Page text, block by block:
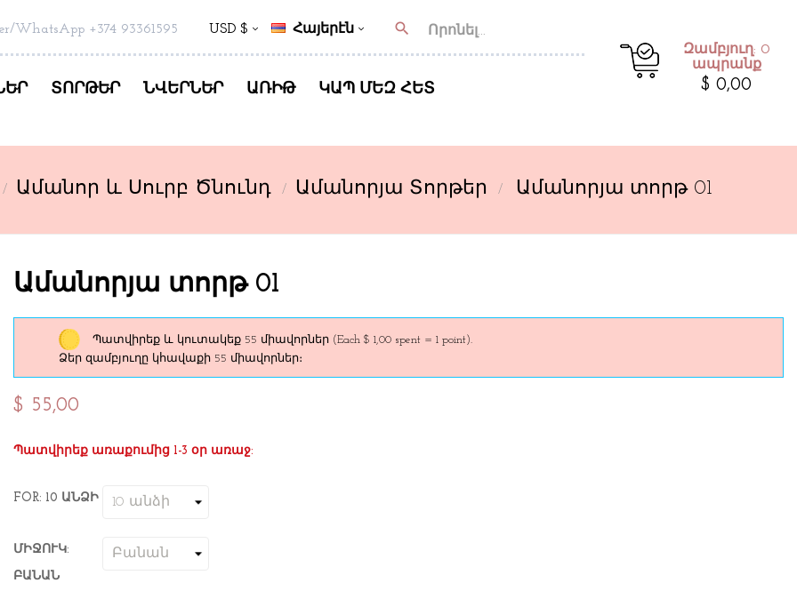
WhatsApp +374 93361595 USD $ Հայերէն search
ՏՈՐԹԵՐ ՆՎԵՐՆԵՐ ԱՌԻԹ ԿԱՊ ՄԵԶ ՀԵՏ
Զամբյուղ: 0
ապրանք
$ 0,00
Ամանոր և Սուրբ Ծնունդ Ամանորյա Տորթեր Ամանորյա տորթ 01
Ամանորյա տորթ 01
Պատվիրեք և կուտակեք 55 միավորներ (Each $ 1,00 spent = 1 point).
Ձեր զամբյուղը կհավաքի 55 միավորներ։
$ 55,00
Պատվիրեք առաքումից 1-3 օր առաջ:
FOR: 10 ԱՆՁԻ
ՄԻՋՈՒԿ:
ԲԱՆԱՆ